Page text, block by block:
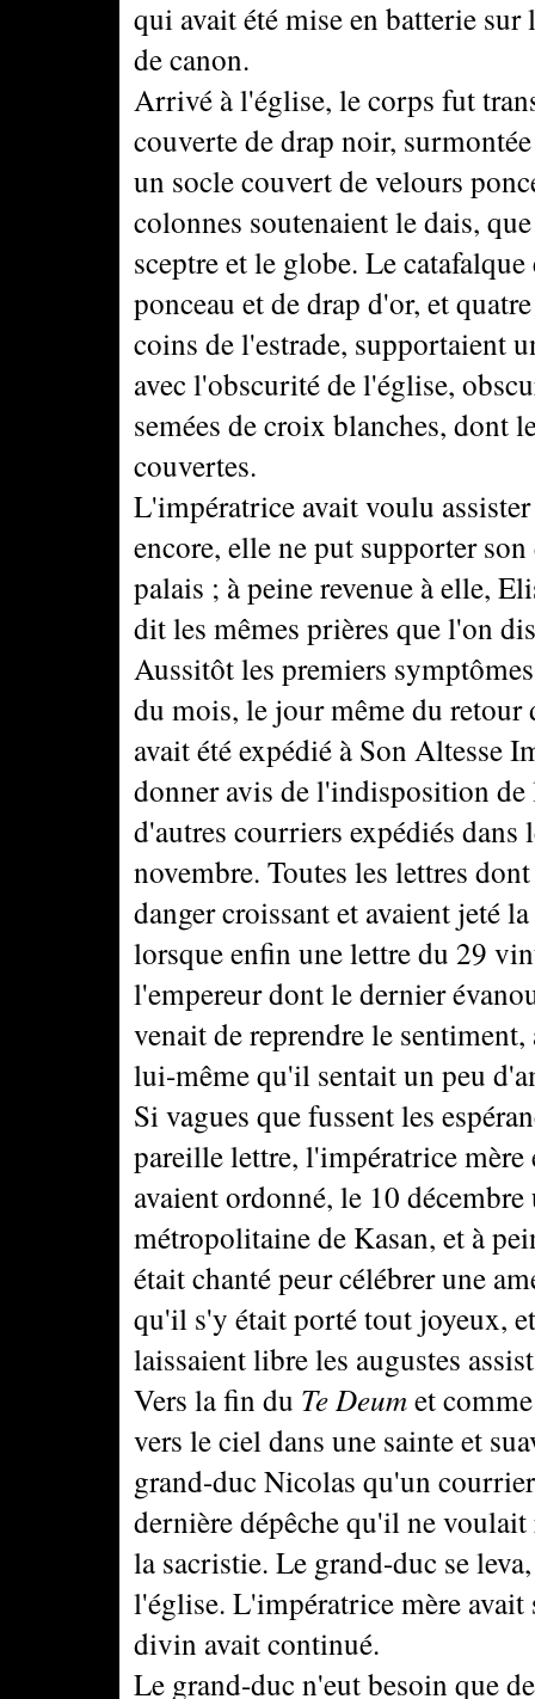
qui avait été mise en batterie
de canon.
Arrivé à l'église, le corps fut
couverte de drap noir,
un socle couvert de velours
colonnes soutenaient le dais,
sceptre et le globe. Le
ponceau et de drap d'or, et
coins de l'estrade, supportaient
avec l'obscurité de l'église,
semées de croix blanches, dont
couvertes.
L'impératrice avait voulu
encore, elle ne put supporter
palais ; à peine revenue à elle,
dit les mêmes prières que l'on
Aussitôt les premiers
du mois, le jour même du retour
avait été expédié à Son Altesse
donner avis de l'indisposition
d'autres courriers expédiés
novembre. Toutes les lettres
danger croissant et avaient jeté
lorsque enfin une lettre du 29
l'empereur dont le dernier
venait de reprendre le
lui-même qu'il sentait un peu
Si vagues que fussent les
pareille lettre, l'impératrice
avaient ordonné, le 10
métropolitaine de Kasan, et à
était chanté peur célébrer une
qu'il s'y était porté tout joyeux,
laissaient libre les augustes
Vers la fin du Te Deumet
vers le ciel dans une sainte et
grand-duc Nicolas qu'un
dernière dépêche qu'il ne
la sacristie. Le grand-duc se
l'église. L'impératrice mère
divin avait continué.
Le grand-duc n'eut besoin que